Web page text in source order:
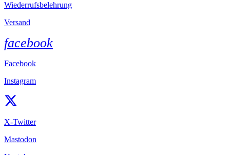
Wiederrufsbelehrung
Versand
facebook
Facebook
Instagram
X-Twitter
Mastodon